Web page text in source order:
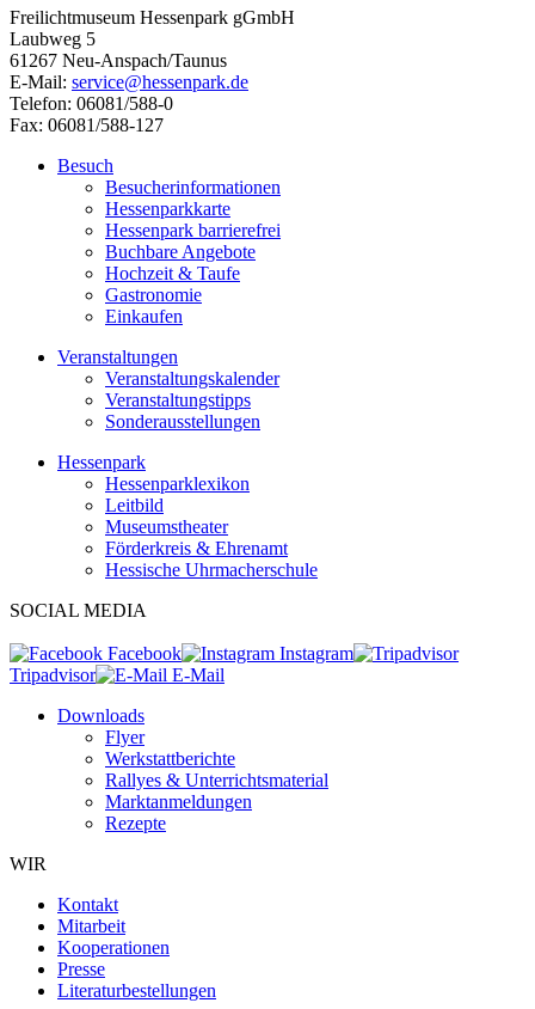
Freilichtmuseum Hessenpark gGmbH
Laubweg 5
61267 Neu-Anspach/Taunus
E-Mail: service@hessenpark.de
Telefon: 06081/588-0
Fax: 06081/588-127
Besuch
Besucherinformationen
Hessenparkkarte
Hessenpark barrierefrei
Buchbare Angebote
Hochzeit & Taufe
Gastronomie
Einkaufen
Veranstaltungen
Veranstaltungskalender
Veranstaltungstipps
Sonderausstellungen
Hessenpark
Hessenparklexikon
Leitbild
Museumstheater
Förderkreis & Ehrenamt
Hessische Uhrmacherschule
SOCIAL MEDIA
Facebook
Instagram
Tripadvisor
E-Mail
Downloads
Flyer
Werkstattberichte
Rallyes & Unterrichtsmaterial
Marktanmeldungen
Rezepte
WIR
Kontakt
Mitarbeit
Kooperationen
Presse
Literaturbestellungen